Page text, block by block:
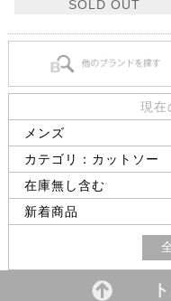
SOLD OUT
現在
メンズ
カテゴリ：カットソー
在庫無し含む
新着商品